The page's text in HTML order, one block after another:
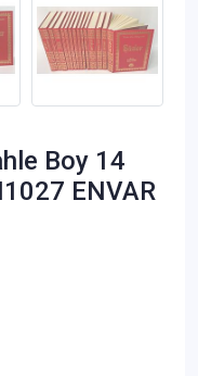
Boy 14
ENVAR